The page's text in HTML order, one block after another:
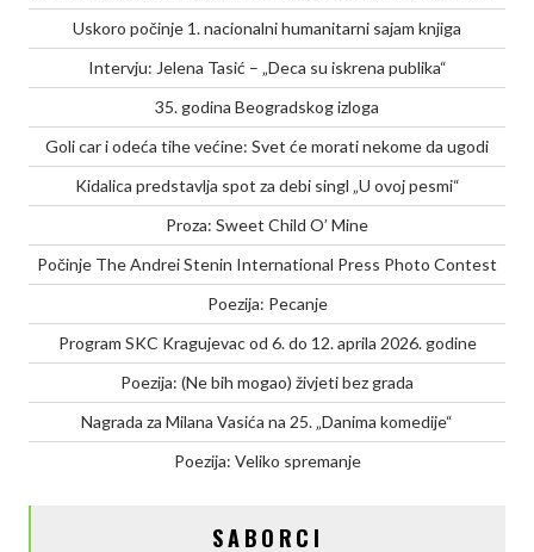
Uskoro počinje 1. nacionalni humanitarni sajam knjiga
Intervju: Jelena Tasić – „Deca su iskrena publika“
35. godina Beogradskog izloga
Goli car i odeća tihe većine: Svet će morati nekome da ugodi
Kidalica predstavlja spot za debi singl „U ovoj pesmi“
Proza: Sweet Child O’ Mine
Počinje The Andrei Stenin International Press Photo Contest
Poezija: Pecanje
Program SKC Kragujevac od 6. do 12. aprila 2026. godine
Poezija: (Ne bih mogao) živjeti bez grada
Nagrada za Milana Vasića na 25. „Danima komedije“
Poezija: Veliko spremanje
SABORCI